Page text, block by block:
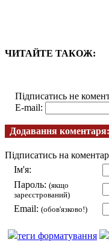
ЧИТАЙТЕ ТАКОЖ:
Підписатись не
E-mail:
Додавання коментаря:
Підписатись на
Ім'я:
Пароль: (якщо
зареєстрований)
Email: (обов'язково!)
теги форматування